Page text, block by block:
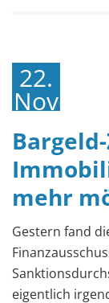
22.
mehr
Gestern fand
eigentlich